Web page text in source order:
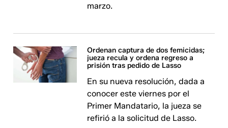
marzo.
Ordenan captura de dos femicidas;
jueza recula y ordena regreso a
prisión tras pedido de Lasso
En su nueva resolución, dada a
conocer este viernes por el
Primer Mandatario, la jueza se
refirió a la solicitud de Lasso.